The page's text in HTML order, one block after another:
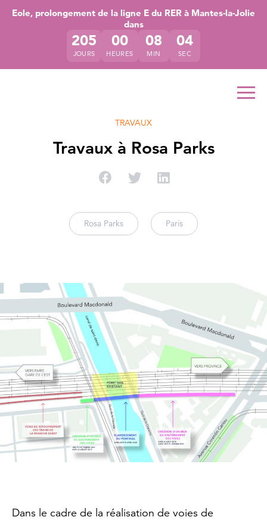
Accéder directement au contenu de la page
Accéder à la navigation principale
Accéder à la recherche
Eole, prolongement de la ligne E du RER à Mantes-la-Jolie
dans
205
JOURS
00
HEURES
08
MIN
03
SEC
TRAVAUX
Travaux à Rosa Parks
Partager sur Facebook
Partager sur Twitter
Rosa Parks Paris
Dans le cadre de la réalisation de voies de